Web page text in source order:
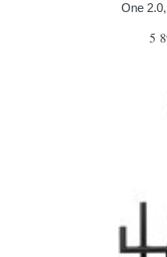
One
5